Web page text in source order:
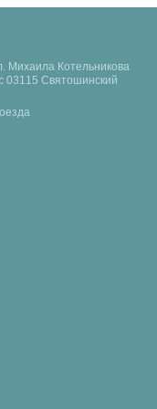
Михаила Котельникова
03115 Святошинский